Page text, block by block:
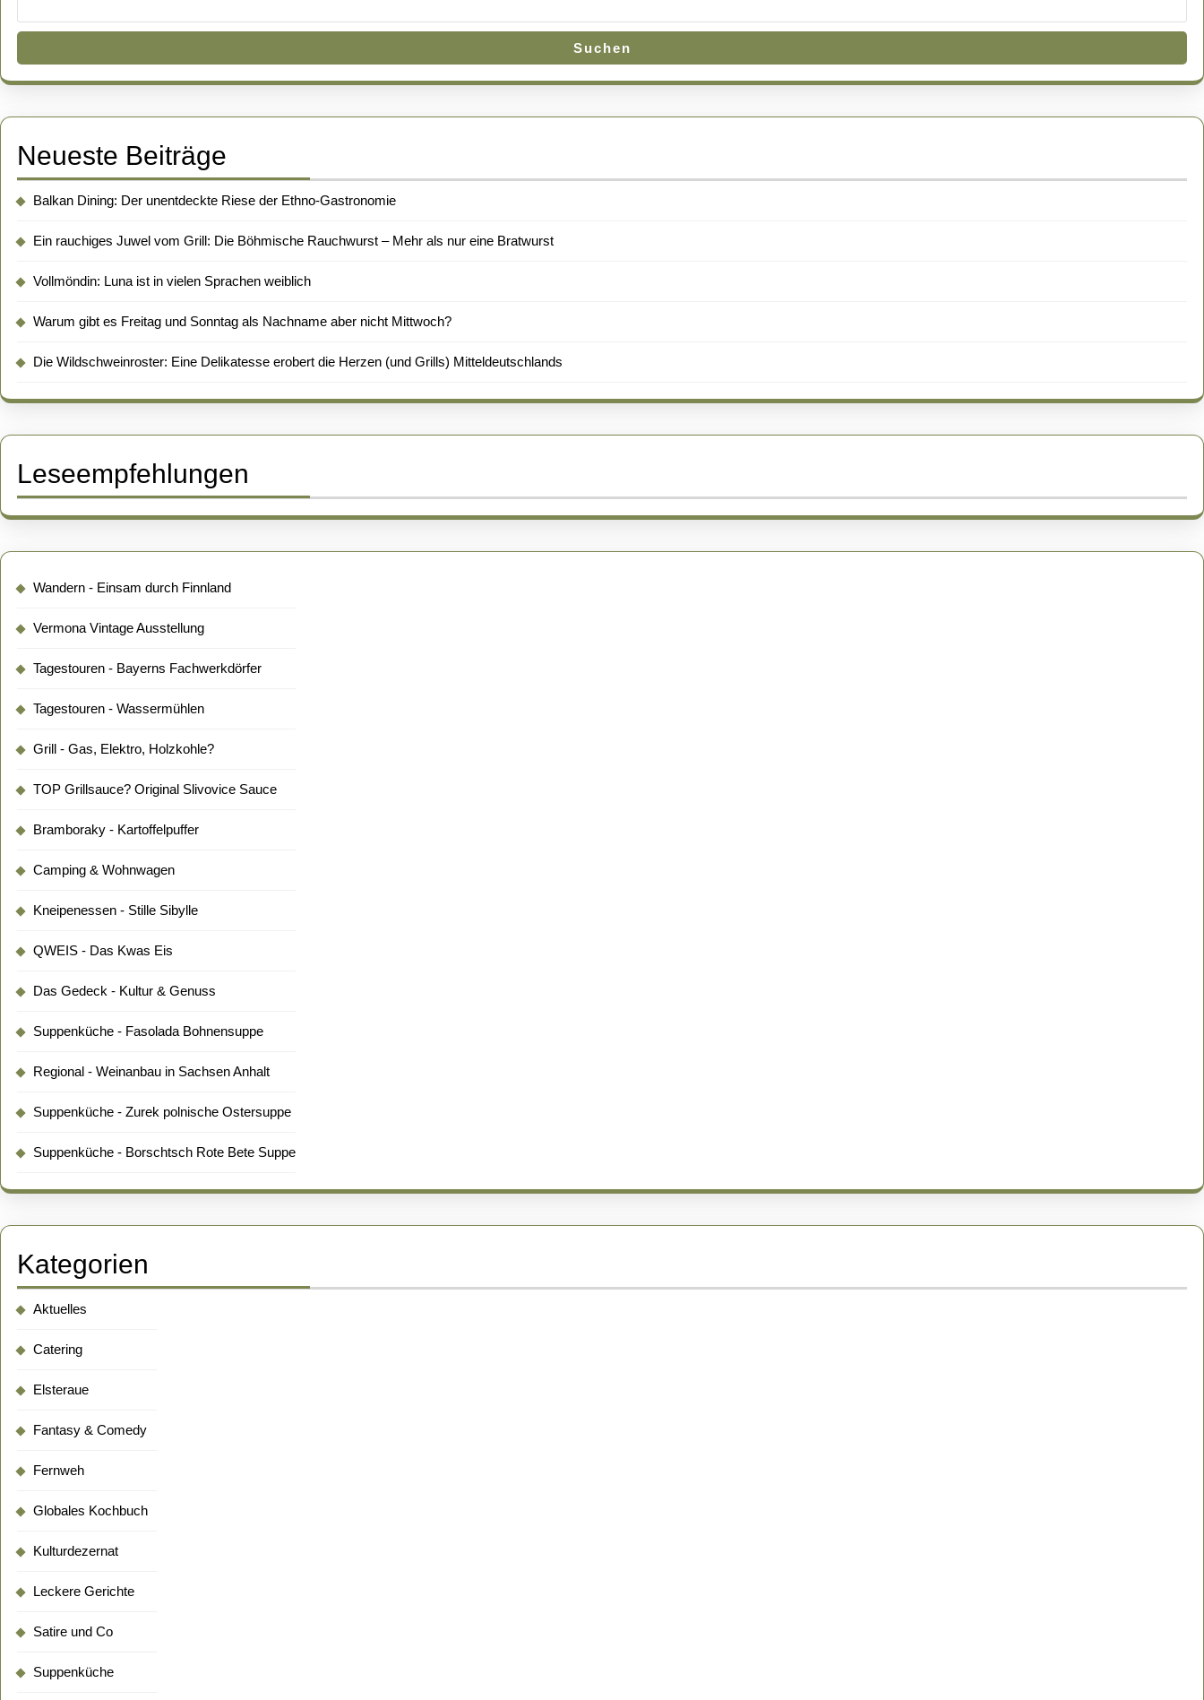
Suchen
Neueste Beiträge
Balkan Dining: Der unentdeckte Riese der Ethno-Gastronomie
Ein rauchiges Juwel vom Grill: Die Böhmische Rauchwurst – Mehr als nur eine Bratwurst
Vollmöndin: Luna ist in vielen Sprachen weiblich
Warum gibt es Freitag und Sonntag als Nachname aber nicht Mittwoch?
Die Wildschweinroster: Eine Delikatesse erobert die Herzen (und Grills) Mitteldeutschlands
Leseempfehlungen
Wandern - Einsam durch Finnland
Vermona Vintage Ausstellung
Tagestouren - Bayerns Fachwerkdörfer
Tagestouren - Wassermühlen
Grill - Gas, Elektro, Holzkohle?
TOP Grillsauce? Original Slivovice Sauce
Bramboraky - Kartoffelpuffer
Camping & Wohnwagen
Kneipenessen - Stille Sibylle
QWEIS - Das Kwas Eis
Das Gedeck - Kultur & Genuss
Suppenküche - Fasolada Bohnensuppe
Regional - Weinanbau in Sachsen Anhalt
Suppenküche - Zurek polnische Ostersuppe
Suppenküche - Borschtsch Rote Bete Suppe
Kategorien
Aktuelles
Catering
Elsteraue
Fantasy & Comedy
Fernweh
Globales Kochbuch
Kulturdezernat
Leckere Gerichte
Satire und Co
Suppenküche